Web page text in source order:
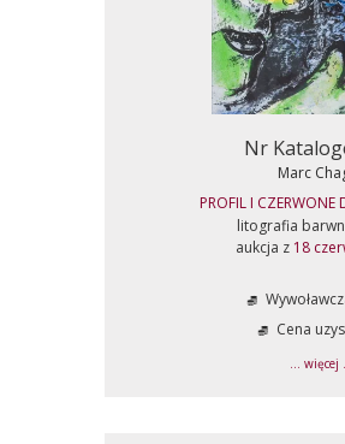
Nr
Marc
PROFIL I CZERWONE
litografia
aukcja z 18
Cena
... więcej